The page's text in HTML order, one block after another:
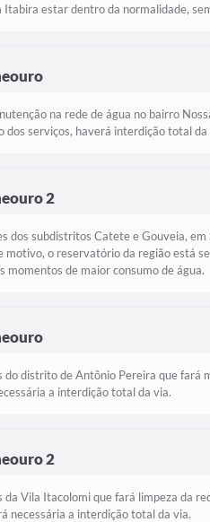
estar dentro da normalidade,
na rede de água no bairro
dos serviços, haverá interdição total da
2
dos subdistritos Catete e Gouveia,
o reservatório da região está
de maior consumo de água.
do distrito de Antônio Pereira que
a interdição total da via.
2
Vila Itacolomi que fará limpeza da
necessária a interdição total da via.